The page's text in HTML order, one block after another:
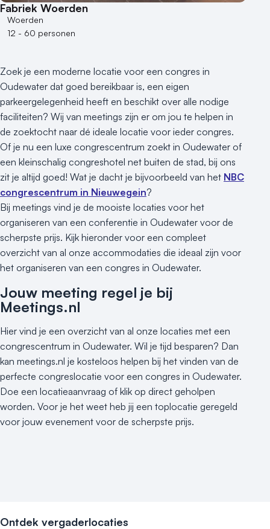
Fabriek Woerden
Woerden
12 - 60 personen
Zoek je een moderne locatie voor een congres in
Oudewater dat goed bereikbaar is, een eigen
parkeergelegenheid heeft en beschikt over alle nodige
faciliteiten? Wij van meetings zijn er om jou te helpen in
de zoektocht naar dé ideale locatie voor ieder congres.
Of je nu een luxe congrescentrum zoekt in Oudewater of
een kleinschalig congreshotel net buiten de stad, bij ons
zit je altijd goed! Wat je dacht je bijvoorbeeld van het NBC
congrescentrum in Nieuwegein?
Bij meetings vind je de mooiste locaties voor het
organiseren van een conferentie in Oudewater voor de
scherpste prijs. Kijk hieronder voor een compleet
overzicht van al onze accommodaties die ideaal zijn voor
het organiseren van een congres in Oudewater.
Jouw meeting regel je bij
Meetings.nl
Hier vind je een overzicht van al onze locaties met een
congrescentrum in Oudewater. Wil je tijd besparen? Dan
kan meetings.nl je kosteloos helpen bij het vinden van de
perfecte congreslocatie voor een congres in Oudewater.
Doe een locatieaanvraag of klik op direct geholpen
worden. Voor je het weet heb jij een toplocatie geregeld
voor jouw evenement voor de scherpste prijs.
Ontdek vergaderlocaties